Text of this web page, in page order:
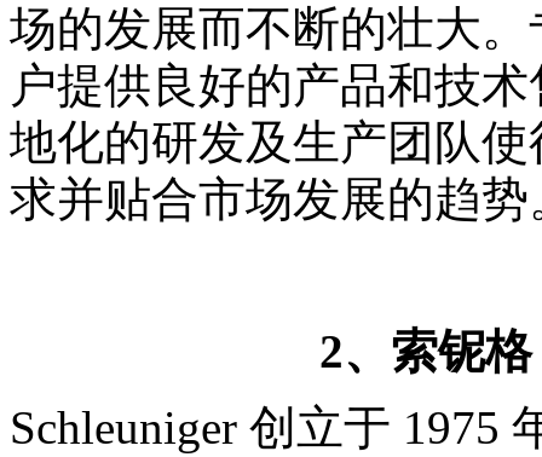
场的发展而不断的壮大
户提供良好的产品和技
地化的研发及生产团队
求并贴合市场发展的趋势
2、索铌
Schleuniger 创立于 1975